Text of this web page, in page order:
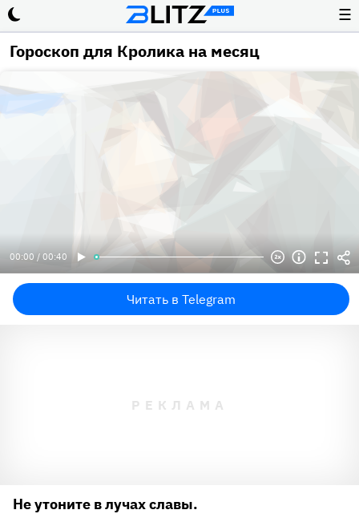
☰
Гороскоп для Кролика на месяц
00:00 / 00:40
Читать в Telegram
Не утоните в лучах славы.